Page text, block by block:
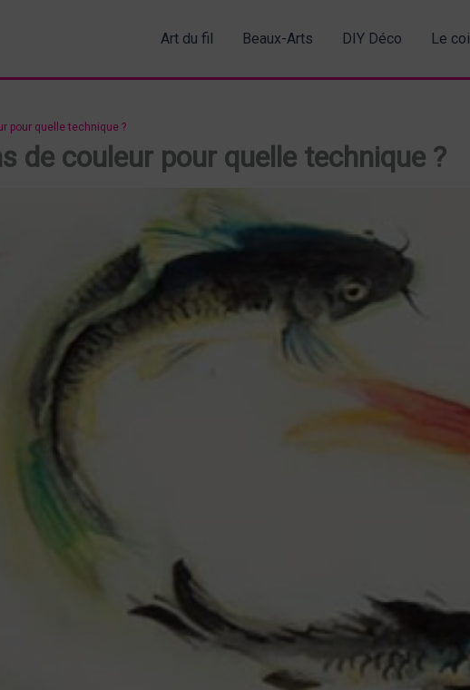
Art du fil Beaux-Arts DIY Déco Le
pour quelle technique ?
de couleur pour quelle technique ?